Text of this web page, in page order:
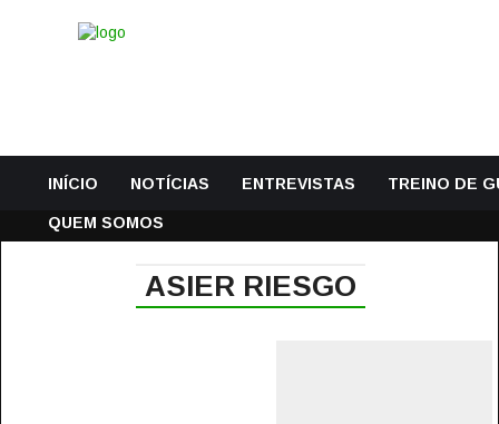
INÍCIO NOTÍCIAS ENTREVISTAS TREINO DE
QUEM SOMOS
ASIER RIESGO